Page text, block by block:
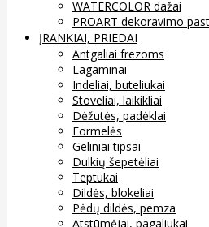
WATERCOLOR dažai
PROART dekoravimo
ĮRANKIAI, PRIEDAI
Antgaliai frezoms
Lagaminai
Indeliai, buteliukai
Stoveliai, laikikliai
Dėžutės, padėklai
Formelės
Geliniai tipsai
Dulkių šepetėliai
Teptukai
Dildės, blokeliai
Pėdų dildės, pemza
Atstūmėjai, pagaliukai